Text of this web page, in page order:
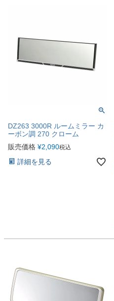
DZ263 3000R ルームミラー カ
ーボン調 270 クローム
販売価格 ¥2,090税込
詳細を見る